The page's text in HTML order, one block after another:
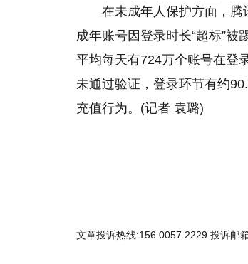
在未成年人保护方面，
成年账号因登录时长“超标”
平均每天有724万个账号在登
未通过验证，登录环节有约
充值行为。(记者 袁璐)
文章投诉热线:156 0057 2229 投诉邮